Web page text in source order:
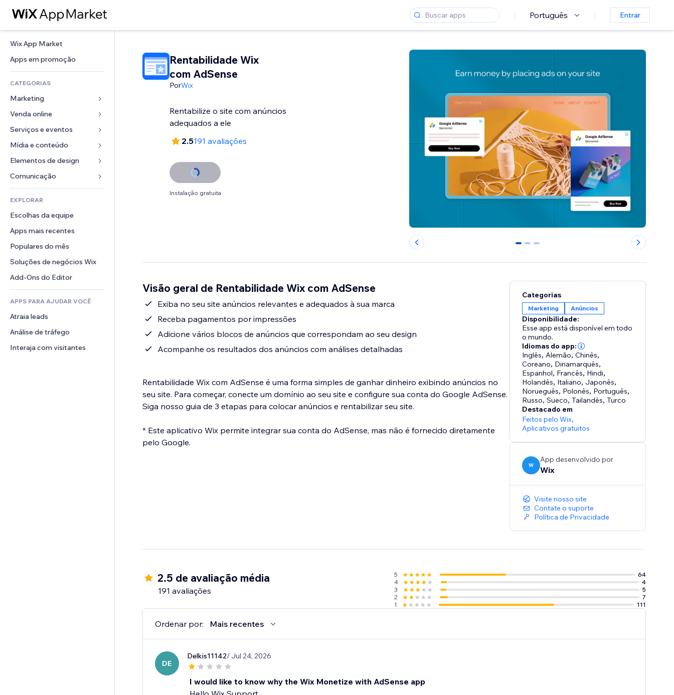
Português Entrar
Wix App Market
Apps em promoção
CATEGORIAS
Marketing
Anúncios
Mobile
Análises
Listas do site
Email
Venda online
Apps para lojas
Frete e entrega
Botões de venda
Contabilidade
Cupons e fidelidade
Soluções de armazenamento
Serviços e eventos
Hotéis
Eventos
Restaurantes
Imobiliária
Meus agendamentos
Mídia e conteúdo
Galeria
Músicas
Podcasts
Fotografia
Vídeo
PDF
Compartilhamento de arquivos
Notícias
Elementos de design
Mapas e navegação
Privacidade e segurança
Relógio
Templates de página
Efeitos de imagem
Botões e menus
Banners e selos
Calculadoras
Busca
Previsão do tempo
Tabelas e gráficos
Formulários
Enquetes
Chat
Comentários
Telefone
Comunidade
Avaliações e depoimentos
CRM
EXPLORAR
Escolhas da equipe
Apps mais recentes
Populares do mês
Soluções de negócios Wix
Add-Ons do Editor
APPS PARA AJUDAR VOCÊ
Atraia leads
Análise de tráfego
Interaja com visitantes
Rentabilidade Wix
com AdSense
PorWix
Rentabilize o site com anúncios
adequados a ele
2.5191 avaliações
Instalação gratuita
0 1 2
Visão geral de Rentabilidade Wix com AdSense
Exiba no seu site anúncios relevantes e adequados à sua marca
Receba pagamentos por impressões
Adicione vários blocos de anúncios que correspondam ao seu design
Acompanhe os resultados dos anúncios com análises detalhadas
Rentabilidade Wix com AdSense é uma forma simples de ganhar dinheiro exibindo anúncios no
seu site. Para começar, conecte um domínio ao seu site e configure sua conta do Google AdSense.
Siga nosso guia de 3 etapas para colocar anúncios e rentabilizar seu site.
* Este aplicativo Wix permite integrar sua conta do AdSense, mas não é fornecido diretamente
pelo Google.
Categorias
Marketing Anúncios
Disponibilidade:
Esse app está disponível em todo
o mundo.
Idiomas do app:
Inglês, Alemão,Chinês,
Coreano, Dinamarquês,
Espanhol, Francês, Hindi,
Holandês, Italiano, Japonês,
Norueguês, Polonês, Português,
Russo,Sueco,Tailandês,Turco
Destacado em
Feitos pelo Wix,
Aplicativos gratuitos
W
App desenvolvido por
Wix
Visite nosso site
Contate o suporte
Política de Privacidade
2.5 de avaliação média
191 avaliações
5
64
4
4
3
5
2
7
1
111
Ordenar por: Mais recentes
DE
Delkis11142/ Jul 24, 2026
I would like to know why the Wix Monetize with AdSense app